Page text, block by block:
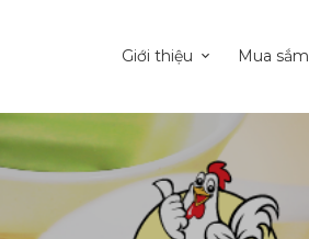
Giới thiệu Mua sắm